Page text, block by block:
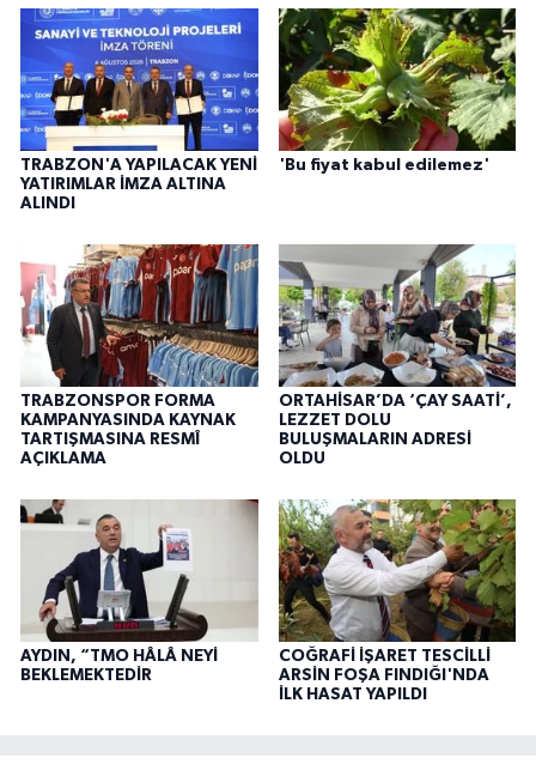
TRABZON'A YAPILACAK YENİ
YATIRIMLAR İMZA ALTINA
ALINDI
'Bu fiyat kabul edilemez'
TRABZONSPOR FORMA
KAMPANYASINDA KAYNAK
TARTIŞMASINA RESMÎ
AÇIKLAMA
ORTAHİSAR’DA ‘ÇAY SAATİ’,
LEZZET DOLU
BULUŞMALARIN ADRESİ
OLDU
AYDIN, “TMO HÂLÂ NEYİ
BEKLEMEKTEDİR
COĞRAFİ İŞARET TESCİLLİ
ARSİN FOŞA FINDIĞI'NDA
İLK HASAT YAPILDI